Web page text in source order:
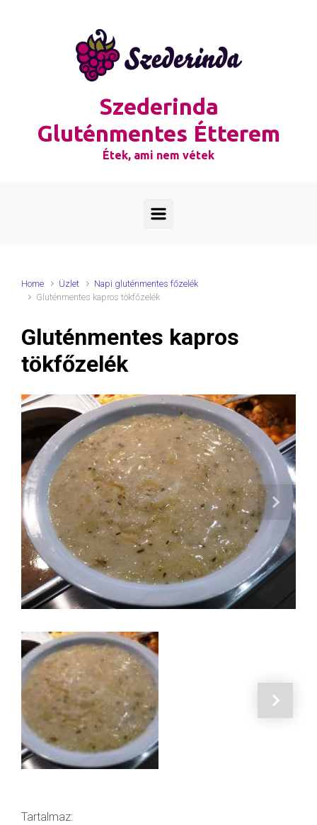
Szederinda
Gluténmentes Étterem
Étek, ami nem vétek
Home Üzlet
Napi gluténmentes főzelék
Gluténmentes kapros tökfőzelék
Gluténmentes kapros
tökfőzelék
Next
Tartalmaz: